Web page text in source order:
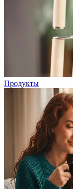
Продукты